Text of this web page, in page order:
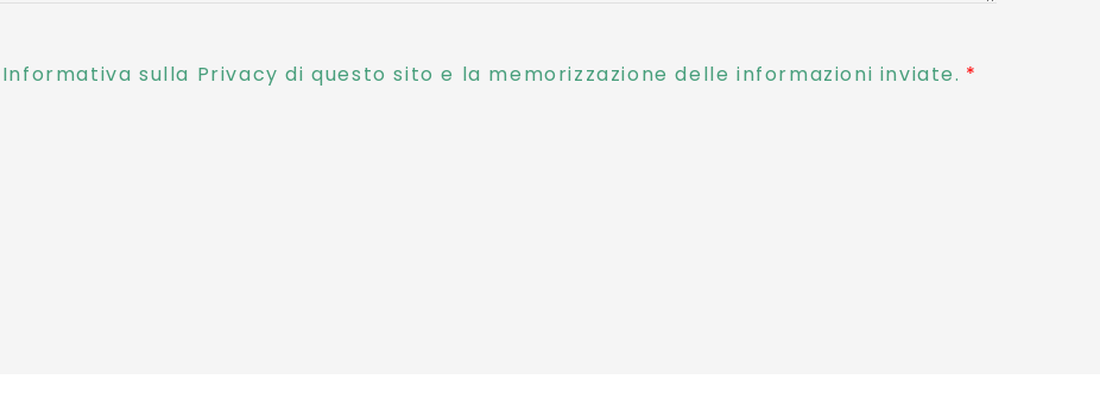
sulla Privacy di questo sito e la memorizzazione delle informazioni inviate.